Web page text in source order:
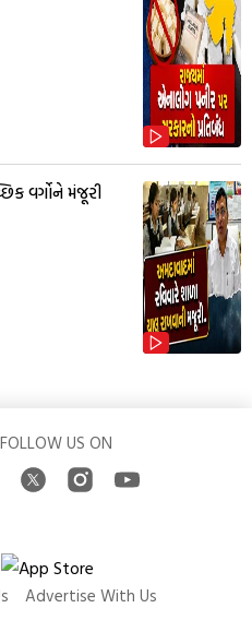
વર્ગોને મંજૂરી
FOLLOW US ON
Advertise With Us